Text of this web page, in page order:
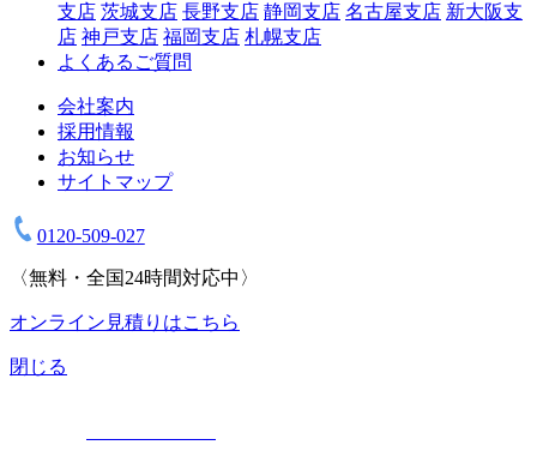
支店 茨城支店 長野支店 静岡支店 名古屋支店 新大阪支
店 神戸支店 福岡支店 札幌支店
よくあるご質問
会社案内
採用情報
お知らせ
サイトマップ
0120-509-027
〈無料・全国24時間対応中〉
オンライン見積りはこちら
閉じる